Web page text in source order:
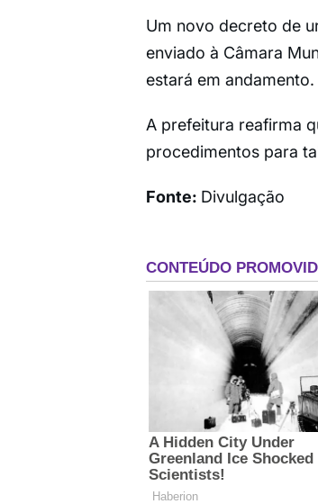
Um novo decreto de
enviado à Câmara
estará em andamento.
A prefeitura reafirma
procedimentos para
Fonte: Divulgação